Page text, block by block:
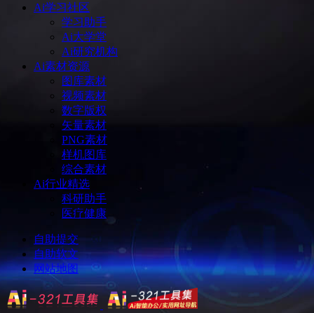
Ai学习社区
学习助手
Ai大学堂
Ai研究机构
Ai素材资源
图库素材
视频素材
数字版权
矢量素材
PNG素材
样机图库
综合素材
Ai行业精选
科研助手
医疗健康
自助提交
自助软文
网站地图